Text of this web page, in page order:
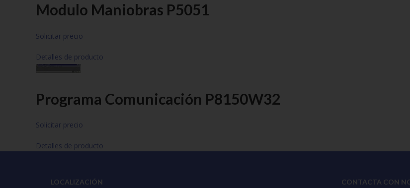
Modulo Maniobras P5051
Solicitar precio
Detalles de producto
Programa Comunicación P8150W32
Solicitar precio
Detalles de producto
LOCALIZACIÓN CONTACTA CON